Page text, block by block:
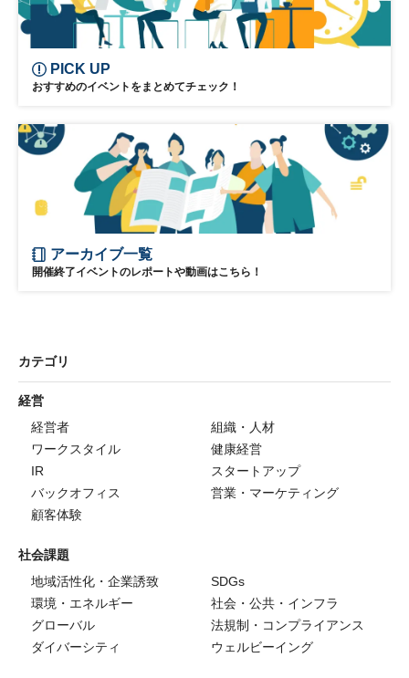
PICK UP
おすすめのイベントをまとめてチェック！
アーカイブ一覧
開催終了イベントのレポートや動画はこちら！
カテゴリ
経営
経営者
組織・人材
ワークスタイル
健康経営
IR
スタートアップ
バックオフィス
営業・マーケティング
顧客体験
社会課題
地域活性化・企業誘致
SDGs
環境・エネルギー
社会・公共・インフラ
グローバル
法規制・コンプライアンス
ダイバーシティ
ウェルビーイング